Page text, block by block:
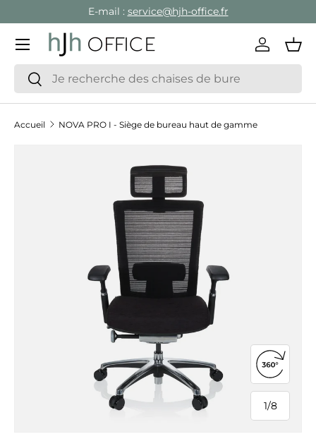
Aller au contenu
E-mail : service@hjh-office.fr
Recherche
Rechercher
Se
Menu
Accueil NOVA PRO I - Siège de bureau haut de gamme
Passer aux informations produits
1/
de
8
Ouvrir la